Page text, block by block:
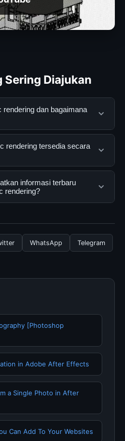
Sering Diajukan
dan bagaimana
adalah layanan digital
pengguna
dan terpercaya. Anda
mengunjungi situs
yang tersedia.
rendering tersedia secara
dapat diakses secara
Tidak ada biaya
yang diperlukan untuk
informasi terbaru
rendering?
berkala. Kami selalu
informasi terkini dan
WhatsApp Telegram
[Photoshop
in Adobe After Effects
a Single Photo in After
Can Add To Your Websites